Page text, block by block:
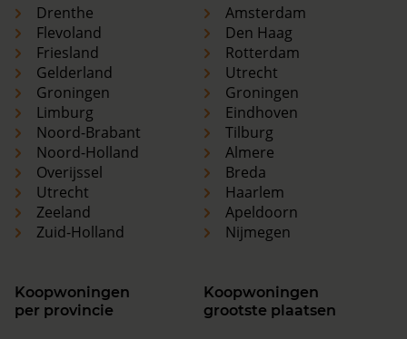
Drenthe
Flevoland
Friesland
Gelderland
Groningen
Limburg
Noord-Brabant
Noord-Holland
Overijssel
Utrecht
Zeeland
Zuid-Holland
Amsterdam
Den Haag
Rotterdam
Utrecht
Groningen
Eindhoven
Tilburg
Almere
Breda
Haarlem
Apeldoorn
Nijmegen
Koopwoningen
per provincie
Koopwoningen
grootste plaatsen